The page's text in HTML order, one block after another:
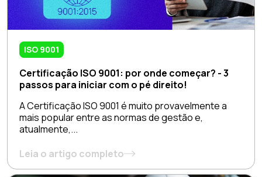
ISO 9001
Certificação ISO 9001: por onde começar? - 3
passos para iniciar com o pé direito!
A Certificação ISO 9001 é muito provavelmente a
mais popular entre as normas de gestão e,
atualmente,...
Leia o artigo completo